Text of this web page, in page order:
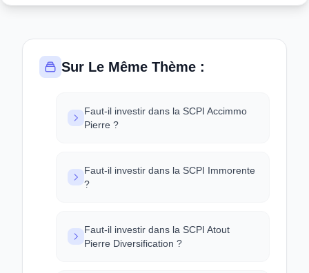
Sur Le Même Thème :
Faut-il investir dans la SCPI Accimmo
Pierre ?
Faut-il investir dans la SCPI Immorente
?
Faut-il investir dans la SCPI Atout
Pierre Diversification ?